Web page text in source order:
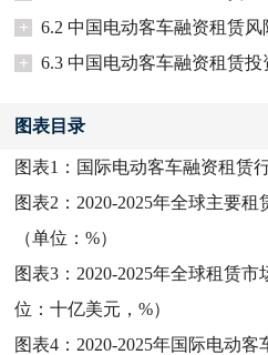
+
6.2 中国电动客车融资租赁风
+
6.3 中国电动客车融资租赁
图表目录
图表1： 国际电动客车融资租赁
图表2： 2020-2025年全球主要
（单位：%）
图表3： 2020-2025年全球租赁
位：十亿美元，%）
图表4： 2020-2025年国际电动